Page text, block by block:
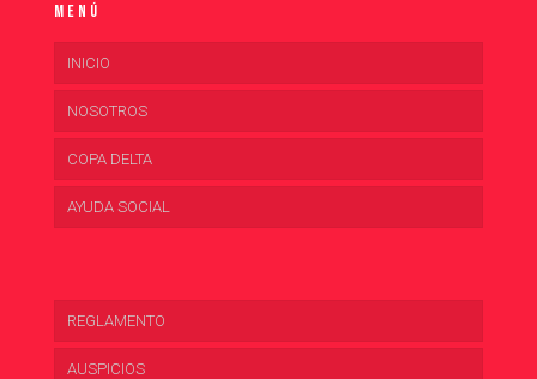
Menú
INICIO
NOSOTROS
COPA DELTA
AYUDA SOCIAL
REGLAMENTO
AUSPICIOS